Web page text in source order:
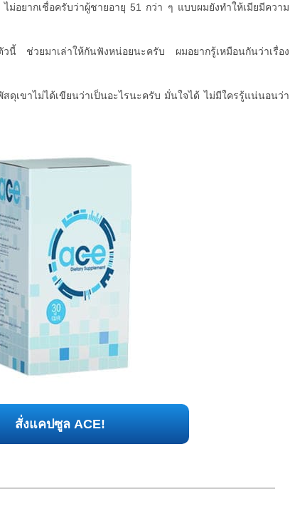
ม่อยากเชื่อครับว่าผู้ชายอายุ 51 กว่า ๆ แบบผมยังทำให้เมียมีความ
วนี้ ช่วยมาเล่าให้กันฟังหน่อยนะครับ ผมอยากรู้เหมือนกันว่าเรื่อง
ดุเขาไม่ได้เขียนว่าเป็นอะไรนะครับ มั่นใจได้ ไม่มีใครรู้แน่นอนว่า
สั่งแคปซูล ACE!